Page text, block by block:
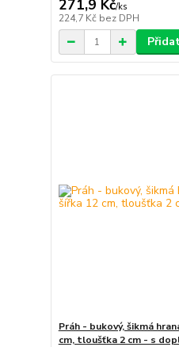
271,9 Kč/ks
224,7 Kč bez DPH
Práh - bukový, šikmá
cm, tloušťka 2 cm - s